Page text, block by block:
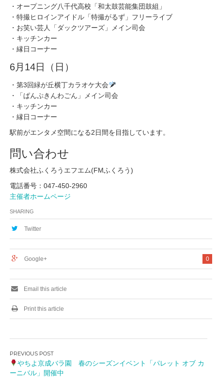
・オープニング八千代高校「和太鼓芸能集団鼓組」
・特撮ヒロインアイドル「特撮がるず」フリーライブ
・お笑い芸人「ダックツアーズ」メイン司会
・キッチンカー
・縁日コーナー
6月14日（日）
・第3回緑が丘横丁カラオケ大会
・「ぱんぷきんわごん」メイン司会
・キッチンカー
・縁日コーナー
駅前がエンタメ空間になる2日間を目指しています。
問い合わせ
株式会社ふくろうエフエム(FMふくろう)
電話番号：047-450-2960
主催者ホームページ
SHARING
Twitter
0
Google+
Email this article
Print this article
投
稿
ナ
やちよ京成バラ園 春のシーズンイベント「パレット オブ カ
ーニバル」開催中